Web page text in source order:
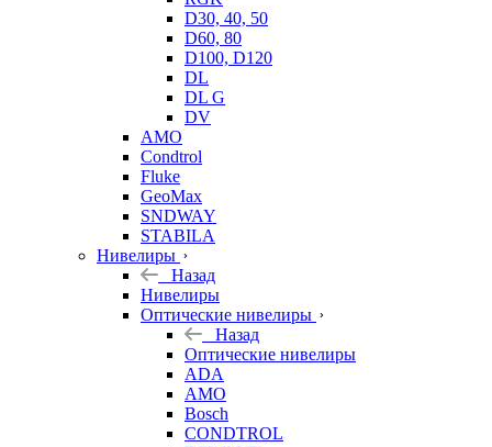
D30, 40, 50
D60, 80
D100, D120
DL
DL G
DV
AMO
Condtrol
Fluke
GeoMax
SNDWAY
STABILA
Нивелиры
Назад
Нивелиры
Оптические нивелиры
Назад
Оптические нивелиры
ADA
AMO
Bosch
CONDTROL